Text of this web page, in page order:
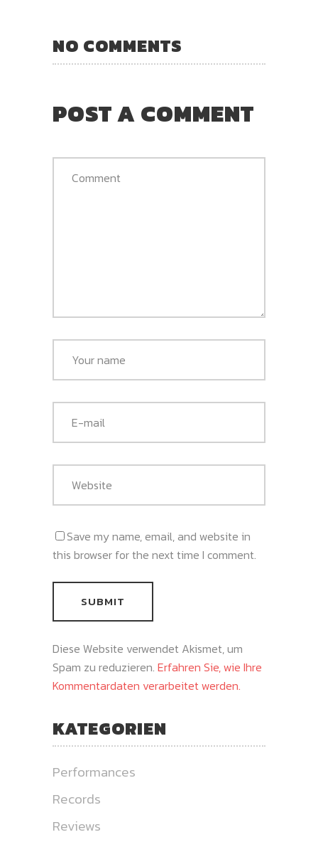
NO COMMENTS
POST A COMMENT
Save my name, email, and website in
this browser for the next time I comment.
Diese Website verwendet Akismet, um
Spam zu reduzieren. Erfahren Sie, wie Ihre
Kommentardaten verarbeitet werden.
KATEGORIEN
Performances
Records
Reviews